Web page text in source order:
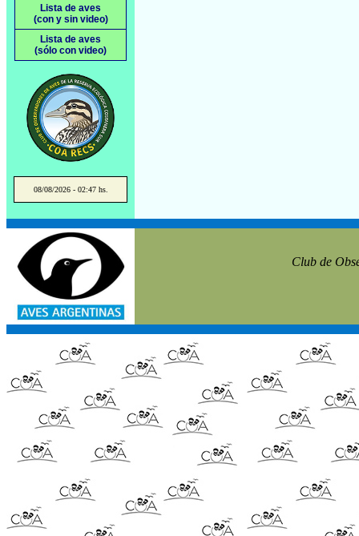
Lista de aves
(con y sin video)
Lista de aves
(sólo con video)
08/08/2026 - 02:47 hs.
Club de